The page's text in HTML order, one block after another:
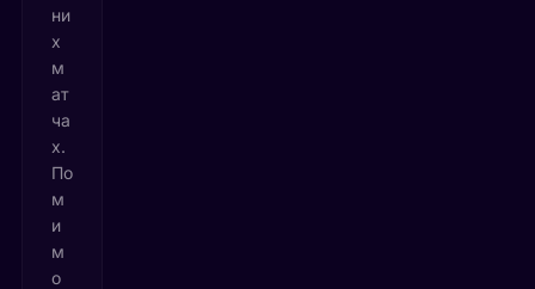
ни
х
м
ат
ча
х.
По
м
и
м
о